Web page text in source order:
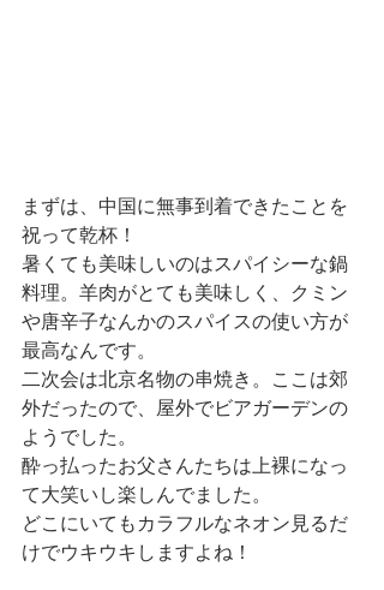
まずは、中国に無事到着できたことを
祝って乾杯！
暑くても美味しいのはスパイシーな鍋
料理。羊肉がとても美味しく、クミン
や唐辛子なんかのスパイスの使い方が
最高なんです。
二次会は北京名物の串焼き。ここは郊
外だったので、屋外でビアガーデンの
ようでした。
酔っ払ったお父さんたちは上裸になっ
て大笑いし楽しんでました。
どこにいてもカラフルなネオン見るだ
けでウキウキしますよね！